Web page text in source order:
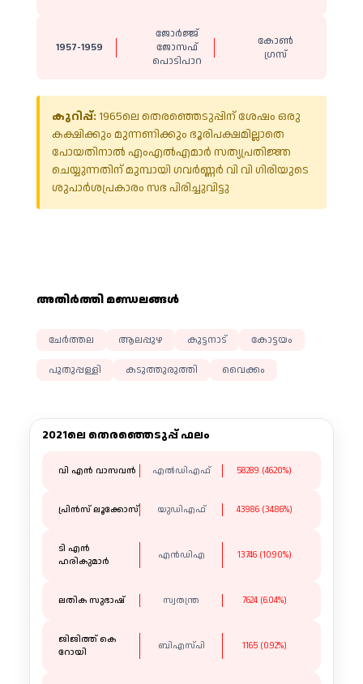
1957-1959
ജോർജ്ജ്
ജോസഫ്
പൊടിപാറ
കോൺ​
ഗ്രസ്
കുറിപ്പ്: 1965ലെ തെരഞ്ഞെടുപ്പിന് ശേഷം ഒരു
കക്ഷിക്കും മുന്നണിക്കും ഭൂരിപക്ഷമില്ലാതെ
പോയതിനാൽ എംഎൽഎമാർ സത്യപ്രതിജ്ഞ
ചെയ്യുന്നതിന് മുമ്പായി ഗവർണ്ണർ വി വി ഗിരിയുടെ
ശുപാർശപ്രകാരം സഭ പിരിച്ചുവിട്ടു
അതിര്‍ത്തി മണ്ഡലങ്ങള്‍
ചേർത്തല ആലപ്പുഴ കുട്ടനാട് കോട്ടയം
പുതുപ്പള്ളി കടുത്തുരുത്തി വൈക്കം
2021ലെ തെരഞ്ഞെടുപ്പ് ഫലം
വി എൻ വാസവൻ എൽഡിഎഫ് 58289 (46.20%)
പ്രിൻസ് ലൂക്കോസ് യുഡിഎഫ് 43986 (34.86%)
ടി എൻ
ഹരികുമാർ
എൻഡിഎ 13746 (10.90%)
ലതിക സുഭാഷ് സ്വതന്ത്ര 7624 (6.04%)
ജിജിത്ത് കെ
റോയി
ബിഎസ്പി 1165 (0.92%)